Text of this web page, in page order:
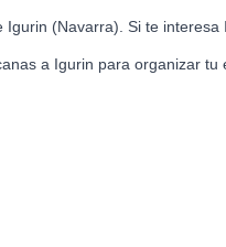
(Navarra). Si te
a Igurin para organizar tu